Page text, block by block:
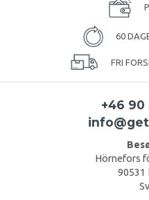
60
FRI
+46 90
Hörnefors
90531